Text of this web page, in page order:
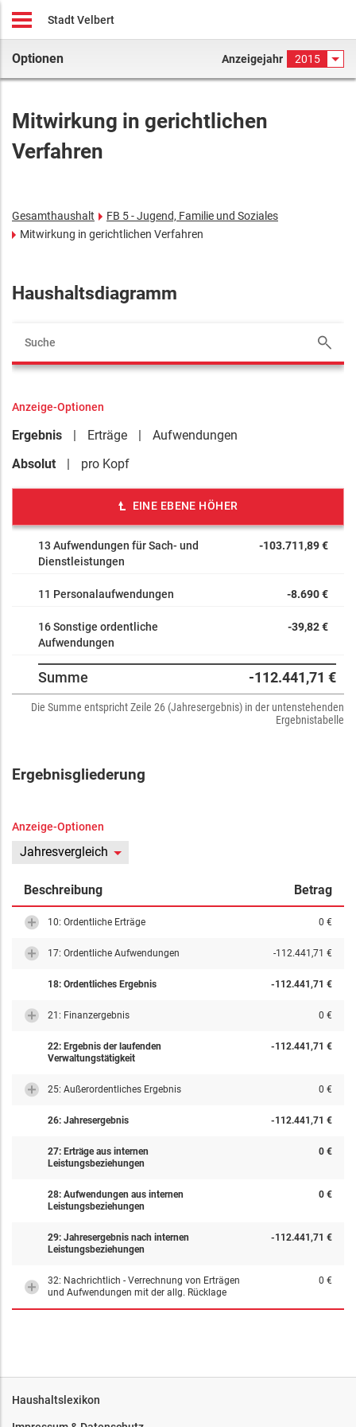
Stadt Velbert
Optionen Anzeigejahr 2015
Mitwirkung in gerichtlichen
Verfahren
Gesamthaushalt
FB 5 - Jugend, Familie und Soziales
Mitwirkung in gerichtlichen Verfahren
Haushaltsdiagramm
Anzeige-Optionen
Ergebnis Erträge
Aufwendungen
Absolut
pro Kopf
EINE EBENE HÖHER
13 Aufwendungen für Sach- und
Dienstleistungen
-103.711,89 €
11 Personalaufwendungen -8.690 €
16 Sonstige ordentliche
Aufwendungen
-39,82 €
Summe -112.441,71 €
Die Summe entspricht Zeile 26 (Jahresergebnis) in der untenstehenden
Ergebnistabelle
Ergebnisgliederung
Anzeige-Optionen
Jahresvergleich
Beschreibung Betrag
10: Ordentliche Erträge 0 €
17: Ordentliche Aufwendungen -112.441,71 €
18: Ordentliches Ergebnis -112.441,71 €
21: Finanzergebnis 0 €
22: Ergebnis der laufenden
Verwaltungstätigkeit
-112.441,71 €
25: Außerordentliches Ergebnis 0 €
26: Jahresergebnis -112.441,71 €
27: Erträge aus internen
Leistungsbeziehungen
0 €
28: Aufwendungen aus internen
Leistungsbeziehungen
0 €
29: Jahresergebnis nach internen
Leistungsbeziehungen
-112.441,71 €
32: Nachrichtlich - Verrechnung von Erträgen
und Aufwendungen mit der allg. Rücklage
0 €
Haushaltslexikon